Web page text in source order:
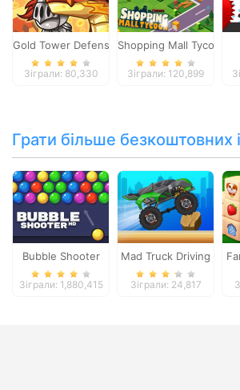
Gold Tower Defense
Зіграли: 80,330
Shopping Mall Tycoon
Зіграли: 120,899
Грати більше безкоштовних
Bubble Shooter
Зіграли: 1,880,415
Mad Truck Driving
Зіграли: 24,817